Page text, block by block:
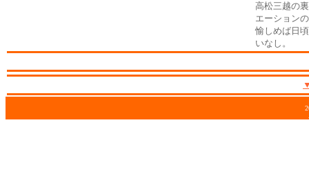
高松三越の
エーション
愉しめば日
いなし。